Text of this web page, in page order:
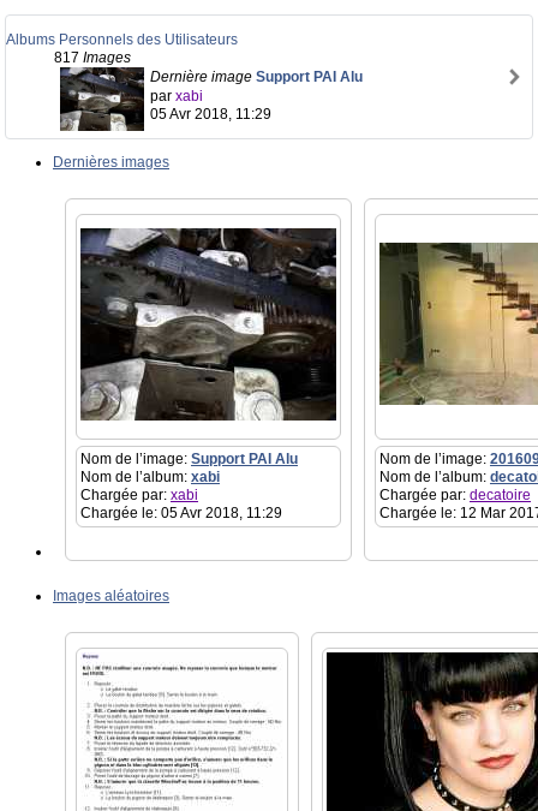
Albums Personnels des Utilisateurs
817 Images
Dernière image Support PAI Alu
par xabi
05 Avr 2018, 11:29
Dernières images
Nom de l’image: Support PAI Alu
Nom de l’album: xabi
Chargée par: xabi
Chargée le: 05 Avr 2018, 11:29
Nom de l’image:
Nom de l’album:
Chargée par: decatoire
Chargée le: 12 Mar
Images aléatoires